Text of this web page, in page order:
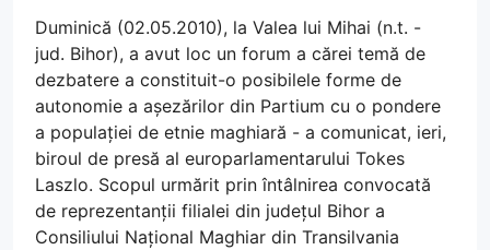
Duminică (02.05.2010), la Valea lui Mihai (n.t. -
jud. Bihor), a avut loc un forum a cărei temă de
dezbatere a constituit-o posibilele forme de
autonomie a așezărilor din Partium cu o pondere
a populației de etnie maghiară - a comunicat, ieri,
biroul de presă al europarlamentarului Tokes
Laszlo. Scopul urmărit prin întâlnirea convocată
de reprezentanții filialei din județul Bihor a
Consiliului Național Maghiar din Transilvania